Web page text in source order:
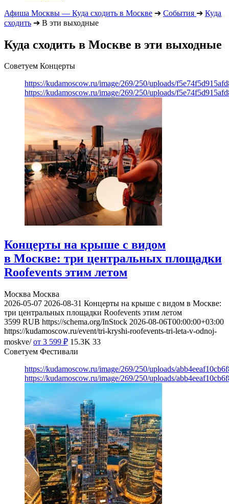
Афиша Москвы — Куда сходить в Москве ➔ События ➔ Куда
сходить ➔ В эти выходные
Куда сходить в Москве в эти выходные
Советуем Концерты
https://kudamoscow.ru/image/269/250/uploads/
https://kudamoscow.ru/image/269/250/uploads/
Концерты на крыше с видом
в Москве: три центральных площадки
Roofevents этим летом
Москва Москва
2026-05-07 2026-08-31 Концерты на крыше с видом в Москве:
три центральных площадки Roofevents этим летом
3599 RUB https://schema.org/InStock 2026-08-06T00:00:00+03:00
https://kudamoscow.ru/event/tri-kryshi-roofevents-tri-leta-v-odnoj-
moskve/ от 3 599 ₽ 15.3K 33
Советуем Фестивали
https://kudamoscow.ru/image/269/250/uploads/
https://kudamoscow.ru/image/269/250/uploads/